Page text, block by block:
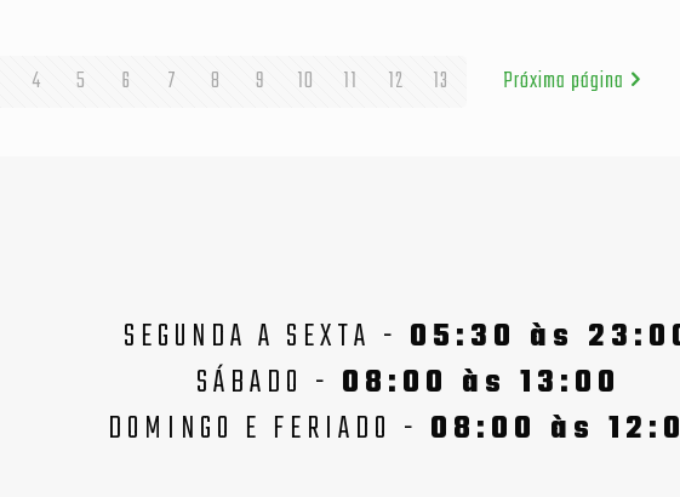
4 5 6 7 8 9 10 11 12 13 Próxima página
SEGUNDA A SEXTA - 05:30 às
SÁBADO - 08:00 às 13:00
DOMINGO E FERIADO - 08:00 às